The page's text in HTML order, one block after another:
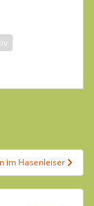
im Hasenleiser